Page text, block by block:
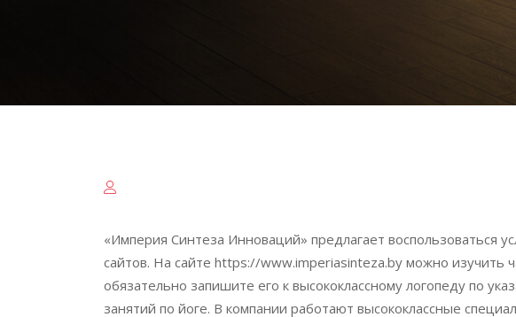
«Империя Синтеза Инноваций» предлагает воспользоваться
сайтов. На сайте https://www.imperiasinteza.by можно изучить
обязательно запишите его к высококлассному логопеду по
занятий по йоге. В компании работают высококлассные